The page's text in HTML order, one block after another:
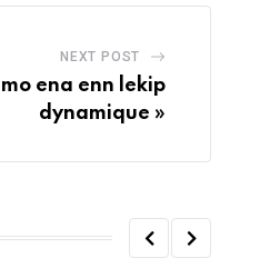
NEXT POST
ena enn lekip
dynamique »